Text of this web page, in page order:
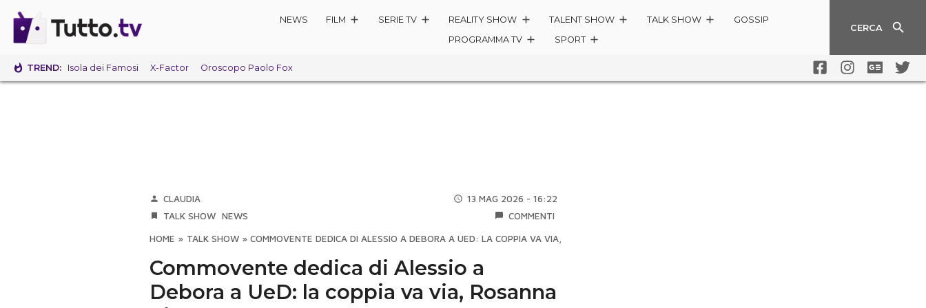
NEWS FILM SERIE TV REALITY SHOW TALENT SHOW TALK SHOW
GOSSIP
PROGRAMMA TV
SPORT
CERCA
TREND: Isola dei Famosi X-Factor Oroscopo Paolo Fox
CLAUDIA
13 MAG 2026 - 16:22
TALK SHOW NEWS COMMENTI
HOME » TALK SHOW » COMMOVENTE DEDICA DI ALESSIO A DEBORA A UED: LA COPPIA VA VIA, ROSANNA DISPERATA
Commovente dedica di Alessio a
Debora a UeD: la coppia va via, Rosanna